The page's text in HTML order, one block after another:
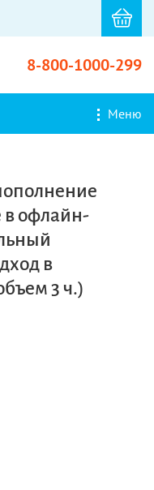
8-800-1000-299
Меню
в офлайн-
в
3 ч.)